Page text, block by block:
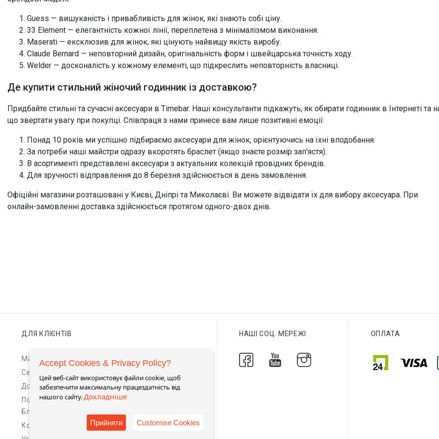
Guess — вишуканість і привабливість для жінок, які знають собі ціну.
33 Element — елегантність кожної лінії, переплетена з мінімалізмом виконання.
Maserati — ексклюзив для жінок, які цінують найвищу якість виробу.
Claude Bernard — неповторний дизайн, оригінальність форм і швейцарська точність ходу.
Welder — досконалість у кожному елементі, що підкреслить неповторність власниці.
Де купити стильний жіночий годинник із доставкою?
Придбайте стильні та сучасні аксесуари в Timebar. Наші консультанти підкажуть, як обирати годинник в Інтернеті та
що звертати увагу при покупці. Співпраця з нами принесе вам лише позитивні емоції:
Понад 10 років ми успішно підбираємо аксесуари для жінок, орієнтуючись на їхні вподобання.
За потреби наші майстри одразу вкоротять браслет (якщо знаєте розмір зап'ястя).
В асортименті представлені аксесуари з актуальних колекцій провідних брендів.
Для зручності відправлення до 8 березня здійснюється в день замовлення.
Офіційні магазини розташовані у Києві, Дніпрі та Миколаєві. Ви можете відвідати їх для вибору аксесуара. При
онлайн-замовленні доставка здійснюється протягом одного-двох днів.
ДЛЯ КЛІЄНТІВ
Магазини TIMEBAR
Сервіс та гарантії
Доставка та оплата
Повернення та обмін
Блог
Контакти для зв'язку
НАШІ СОЦ. МЕРЕЖІ ОПЛАТА
Accept Cookies & Privacy Policy?
Цей веб-сайт використовує файли cookie, щоб
забезпечити максимальну працездатність від
нашого сайту.Докладніше
Прийняти Customise Cookies